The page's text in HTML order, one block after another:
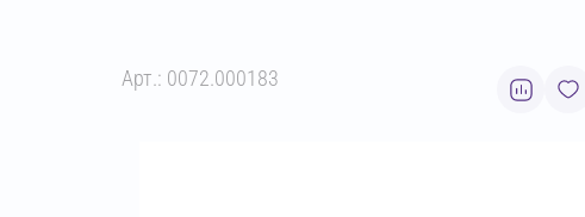
Арт.: 0072.000183